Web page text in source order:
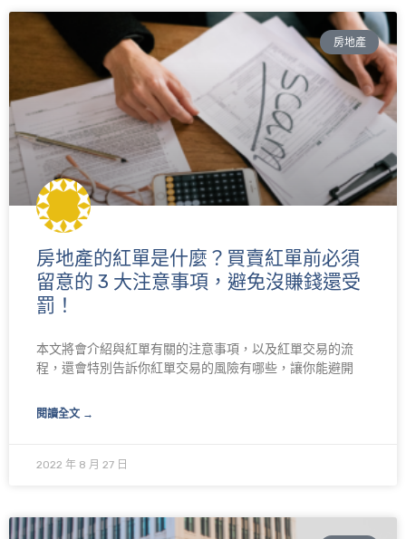
房地產
房地產的紅單是什麼？買賣紅單前必須
留意的 3 大注意事項，避免沒賺錢還受
罰！
本文將會介紹與紅單有關的注意事項，以及紅單交易的流
程，還會特別告訴你紅單交易的風險有哪些，讓你能避開
閱讀全文 →
2022 年 8 月 27 日